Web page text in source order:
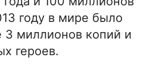
году в мире было
3 миллионов копий и
героев.